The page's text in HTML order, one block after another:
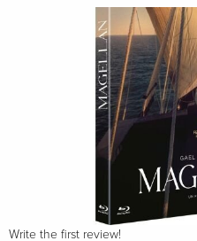
Write the first review!